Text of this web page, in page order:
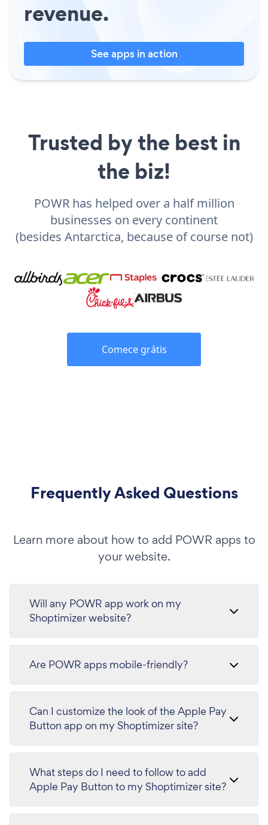
revenue.
See apps in action
Trusted by the best in
the biz!
POWR has helped over a half million
businesses on every continent
(besides Antarctica, because of course not)
Comece grátis
Frequently Asked Questions
Learn more about how to add POWR apps to
your website.
Will any POWR app work on my
Shoptimizer website?
Are POWR apps mobile-friendly?
Can I customize the look of the Apple Pay
Button app on my Shoptimizer site?
What steps do I need to follow to add
Apple Pay Button to my Shoptimizer site?